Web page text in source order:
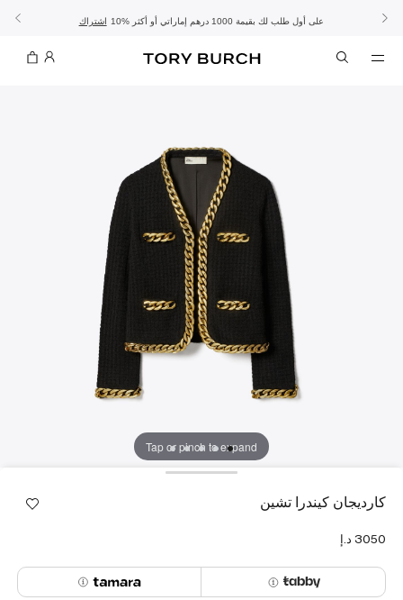
الموسم الجديد: إطلالات العملتسوّقي التشكيلة تشكيلة عيد الأضحىتسوقي اشتراك 10% على أول طلب لك بقيمة 1000 درهم إماراتي أو أكثر تفاصيل - الشحن المجاني تفاصيل - تسوق الآن واستلم في المتجر
Tap or pinch to expand
كارديجان كيندرا تشين